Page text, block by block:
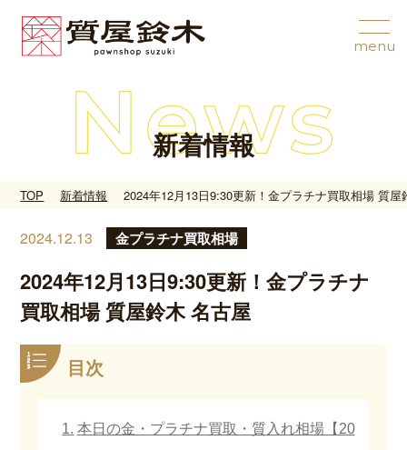
新着情報
TOP 新着情報 2024年12月13日9:30更新！金プラチナ買取相場 質屋
2024.12.13 金プラチナ買取相場
2024年12月13日9:30更新！金プラチナ
買取相場 質屋鈴木 名古屋
目次
本日の金・プラチナ買取・質入れ相場【20